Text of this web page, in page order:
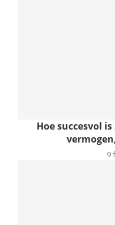
Hoe succesvol
9